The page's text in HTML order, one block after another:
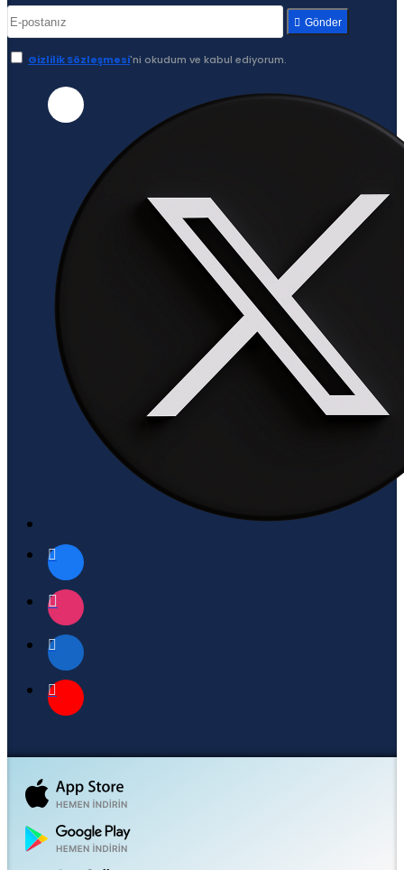
Gönder
Gizlilik Sözleşmesi'ni okudum ve kabul ediyorum.